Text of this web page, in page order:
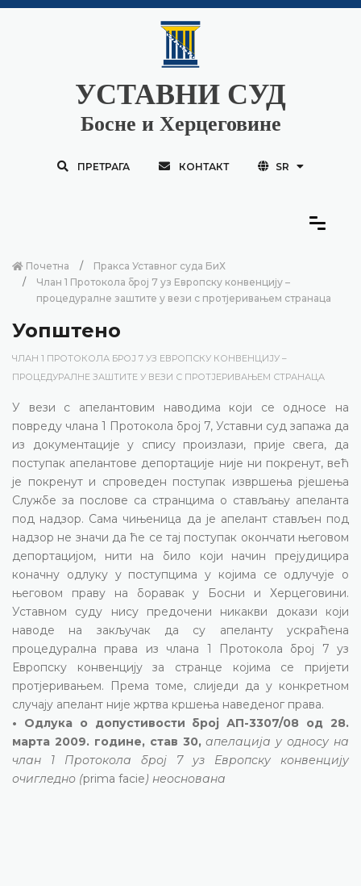
УСТАВНИ СУД
Босне и Херцеговине
ПРЕТРАГА КОНТАКТ SR
Почетна
Пракса Уставног суда БиХ
Члан 1 Протокола број 7 уз Европску конвенцију –
процедуралне заштите у вези с протјеривањем странаца
Уопштено
ЧЛАН 1 ПРОТОКОЛА БРОЈ 7 УЗ ЕВРОПСКУ КОНВЕНЦИЈУ –
ПРОЦЕДУРАЛНЕ ЗАШТИТЕ У ВЕЗИ С ПРОТЈЕРИВАЊЕМ СТРАНАЦА
У вези с апелантовим наводима који се односе на
повреду члана 1 Протокола број 7, Уставни суд запажа да
из документације у спису произлази, прије свега, да
поступак апелантове депортације није ни покренут, већ
је покренут и спроведен поступак извршења рјешења
Службе за послове са странцима о стављању апеланта
под надзор. Сама чињеница да је апелант стављен под
надзор не значи да ће се тај поступак окончати његовом
депортацијом, нити на било који начин прејудицира
коначну одлуку у поступцима у којима се одлучује о
његовом праву на боравак у Босни и Херцеговини.
Уставном суду нису предочени никакви докази који
наводе на закључак да су апеланту ускраћена
процедурална права из члана 1 Протокола број 7 уз
Европску конвенцију за странце којима се пријети
протјеривањем. Према томе, слиједи да у конкретном
случају апелант није жртва кршења наведеног права.
• Одлука о допустивости број АП-3307/08 од 28.
марта 2009. године, став 30,апелација у односу на
члан 1 Протокола број 7 уз Европску конвенцију
очигледно (prima facie) неоснована